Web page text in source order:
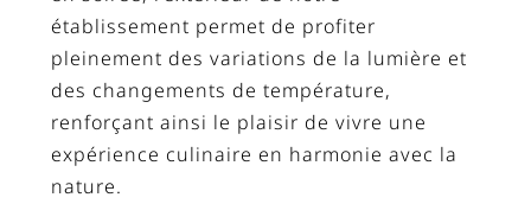
établissement permet de profiter
pleinement des variations de la lumière et
des changements de température,
renforçant ainsi le plaisir de vivre une
expérience culinaire en harmonie avec la
nature.